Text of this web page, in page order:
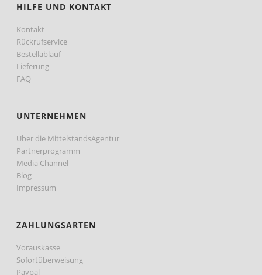
HILFE UND KONTAKT
Kontakt
Rückrufservice
Bestellablauf
Lieferung
FAQ
UNTERNEHMEN
Über die MittelstandsAgentur
Partnerprogramm
Media Channel
Blog
Impressum
ZAHLUNGSARTEN
Vorauskasse
Sofortüberweisung
Paypal